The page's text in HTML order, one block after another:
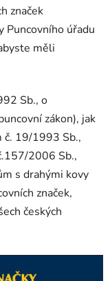
značek
Puncovního úřadu
měli
Sb., o
zákon), jak
č. 19/1993 Sb.,
2006 Sb.,
s drahými kovy
značek,
českých